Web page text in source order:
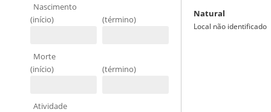
Nascimento
(início)
(término)
Morte
(início)
(término)
Atividade
Natural
Local não identificado